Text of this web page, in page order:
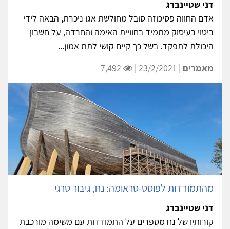
דני שטיינברג
אדם החווה פסיכוזה סובל מחולשת אגו ניכרת, הבאה לידי
ביטוי בעיסוק מתמיד בחוויית האימה והחרדה, על חשבון
היכולת לתפקד. בשל כך קיים קושי לתת אמון...
מאמרים | 23/2/2021 |
מהתמודדות לפוסט-טראומה: נח, גיבור טרגי
דני שטיינברג
קורותיו של נח מספרים על התמודדות עם משימה מורכבת